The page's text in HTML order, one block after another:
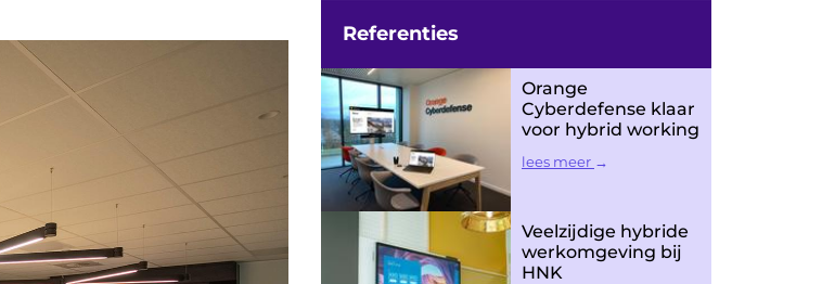
Referenties
Orange
Cyberdefense klaar
voor hybrid working
lees meer
Veelzijdige hybride
werkomgeving bij
HNK